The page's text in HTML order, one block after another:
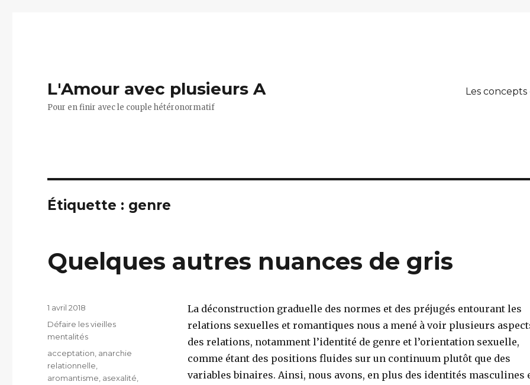
L'Amour avec plusieurs A
Pour en finir avec le couple hétéronormatif
Les concepts
Étiquette : genre
Quelques autres nuances de gris
La déconstruction graduelle des normes et des préjugés entourant les
relations sexuelles et romantiques nous a mené à voir plusieurs
des relations, notamment l’identité de genre et l’orientation sexuelle,
comme étant des positions fluides sur un continuum plutôt que des
variables binaires. Ainsi, nous avons, en plus des identités masculines
Publié
1 avril 2018
Catégories
Défaire les vieilles
mentalités
Étiquettes
acceptation anarchie
relationnelle
aromantisme asexalité